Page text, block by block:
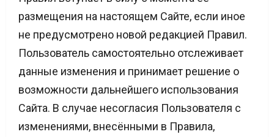
размещения на настоящем Сайте, если иное
не предусмотрено новой редакцией Правил.
Пользователь самостоятельно отслеживает
данные изменения и принимает решение о
возможности дальнейшего использования
Сайта. В случае несогласия Пользователя с
изменениями, внесёнными в Правила,